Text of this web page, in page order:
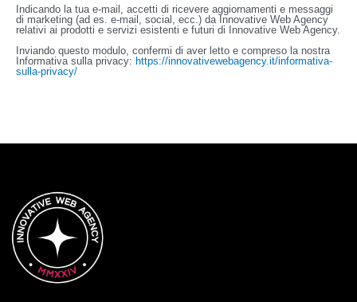
Indicando la tua e-mail, accetti di ricevere aggiornamenti e messaggi
di marketing (ad es. e-mail, social, ecc.) da Innovative Web Agency
relativi ai prodotti e servizi esistenti e futuri di Innovative Web Agency.
Inviando questo modulo, confermi di aver letto e compreso la nostra
Informativa sulla privacy: https://innovativewebagency.it/informativa-
sulla-privacy/